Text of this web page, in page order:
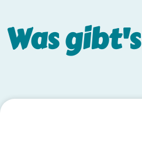
Was gibt's